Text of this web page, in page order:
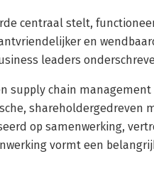
centraal stelt,
en
leaders
supply chain
shareholdergedreven
op samenwerking,
vormt een